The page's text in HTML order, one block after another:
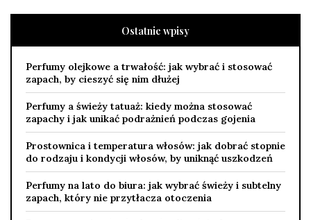
Ostatnie wpisy
Perfumy olejkowe a trwałość: jak wybrać i stosować
zapach, by cieszyć się nim dłużej
Perfumy a świeży tatuaż: kiedy można stosować
zapachy i jak unikać podrażnień podczas gojenia
Prostownica i temperatura włosów: jak dobrać stopnie
do rodzaju i kondycji włosów, by uniknąć uszkodzeń
Perfumy na lato do biura: jak wybrać świeży i subtelny
zapach, który nie przytłacza otoczenia